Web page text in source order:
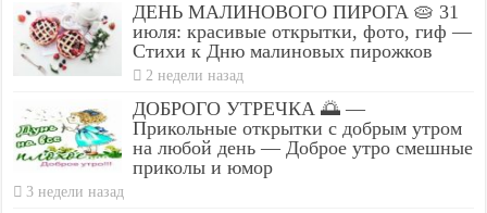
ДЕНЬ МАЛИНОВОГО ПИРОГА 🥧 31
июля: красивые открытки, фото, гиф —
Стихи к Дню малиновых пирожков
2 недели назад
ДОБРОГО УТРЕЧКА 🌅 —
Прикольные открытки с добрым утром
на любой день — Доброе утро смешные
приколы и юмор
3 недели назад